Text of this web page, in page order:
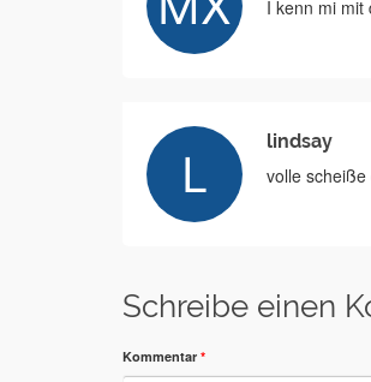
I kenn mi mit
lindsay
volle
Schreibe einen
Kommentar *